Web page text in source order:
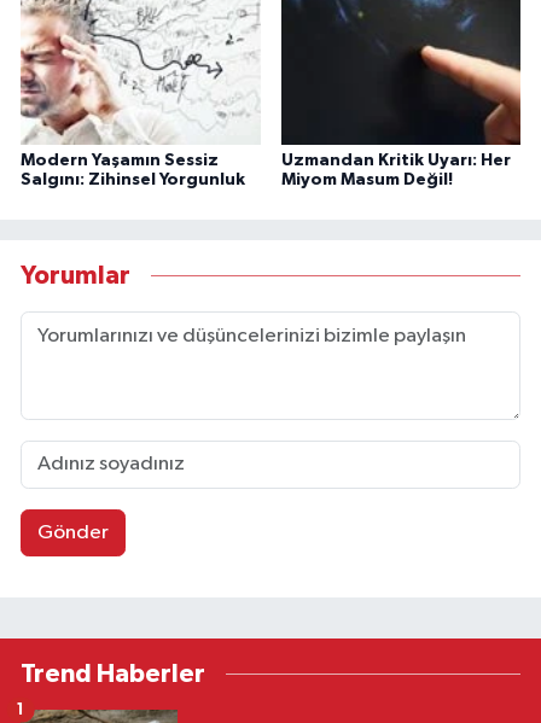
Modern Yaşamın Sessiz
Salgını: Zihinsel Yorgunluk
Uzmandan Kritik Uyarı: Her
Miyom Masum Değil!
Yorumlar
Gönder
Trend Haberler
1